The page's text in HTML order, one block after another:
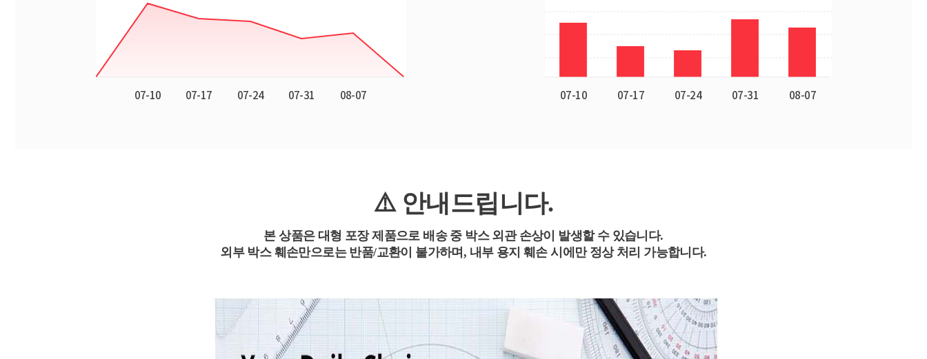
⚠️ 안내드립니다.
본 상품은 대형 포장 제품으로 배송 중 박스 외관 손상이 발생할 수 있습니다.
외부 박스 훼손만으로는 반품/교환이 불가하며, 내부 용지 훼손 시에만 정상 처리 가능합니다.